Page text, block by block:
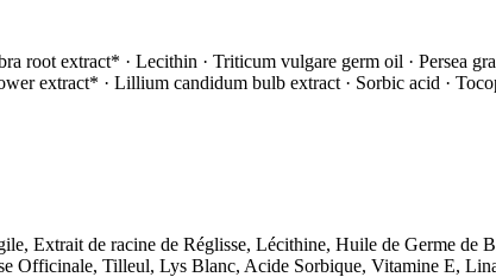
extract* · Lecithin · Triticum vulgare germ oil · Persea
extract* · Lillium candidum bulb extract · Sorbic acid ·
Extrait de racine de Réglisse, Lécithine, Huile de Germe de
Officinale, Tilleul, Lys Blanc, Acide Sorbique, Vitamine E,